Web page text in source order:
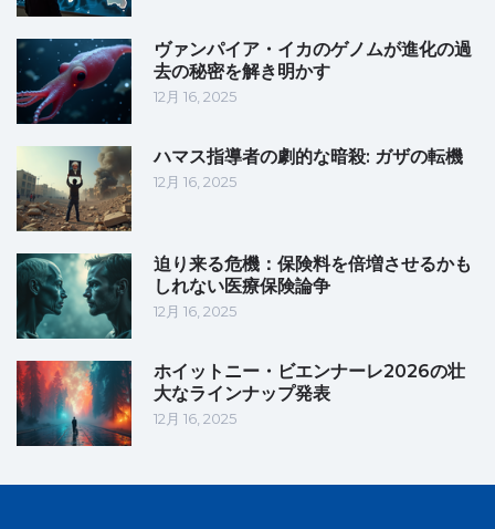
ヴァンパイア・イカのゲノムが進化の過
去の秘密を解き明かす
12月 16, 2025
ハマス指導者の劇的な暗殺: ガザの転機
12月 16, 2025
迫り来る危機：保険料を倍増させるかも
しれない医療保険論争
12月 16, 2025
ホイットニー・ビエンナーレ2026の壮
大なラインナップ発表
12月 16, 2025